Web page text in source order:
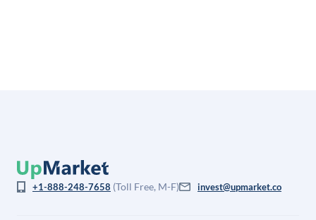
+1-888-248-7658 (Toll Free, M-F) invest@upmarket.co